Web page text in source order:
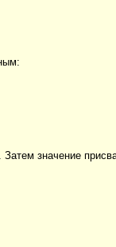
Затем значение